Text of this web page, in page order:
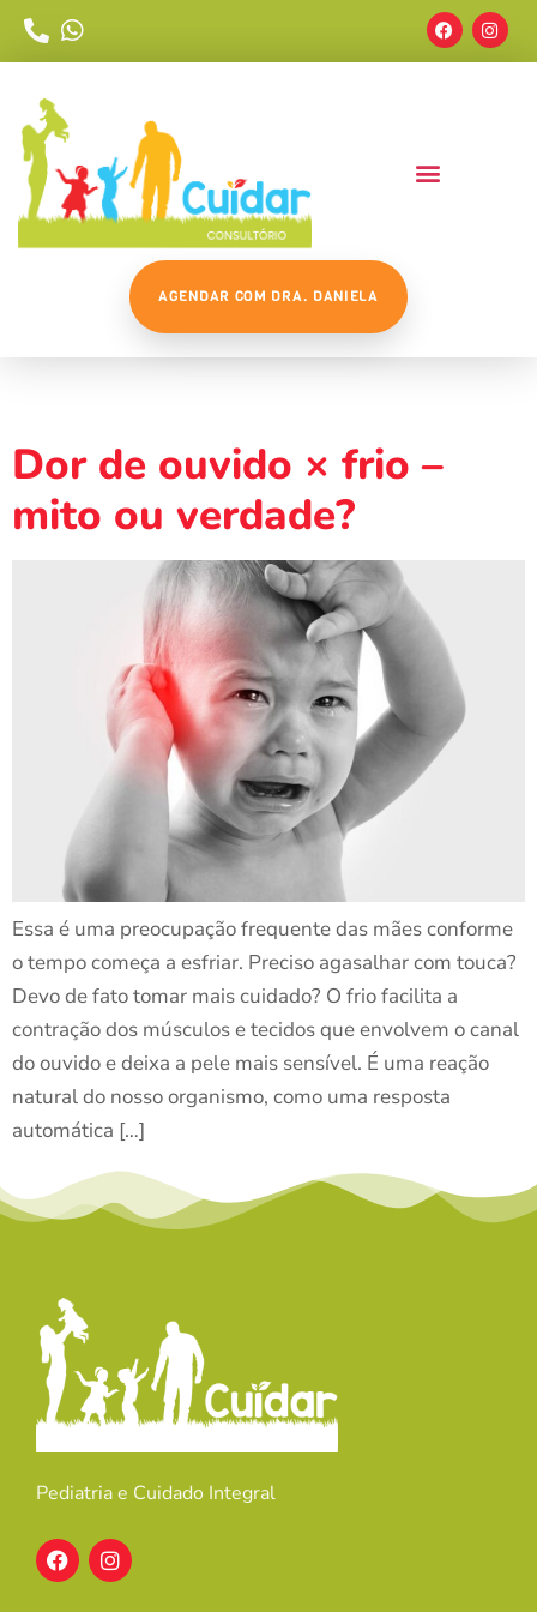
AGENDAR COM DRA. DANIELA
Dor de ouvido × frio –
mito ou verdade?
Essa é uma preocupação frequente das mães conforme
o tempo começa a esfriar. Preciso agasalhar com touca?
Devo de fato tomar mais cuidado? O frio facilita a
contração dos músculos e tecidos que envolvem o canal
do ouvido e deixa a pele mais sensível. É uma reação
natural do nosso organismo, como uma resposta
automática […]
Pediatria e Cuidado Integral